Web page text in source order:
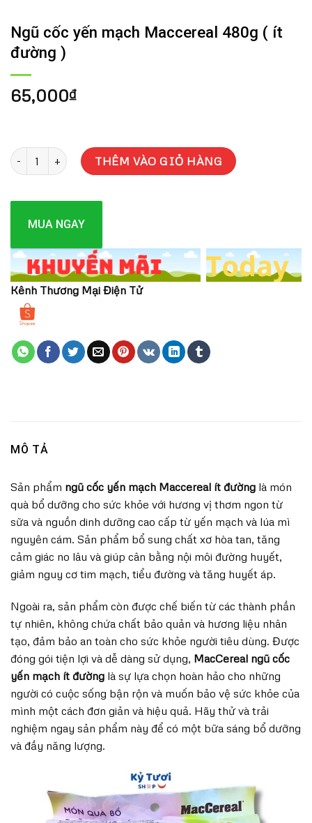
Ngũ cốc yến mạch Maccereal 480g ( ít
đường )
65,000₫
Ngũ cốc yến mạch Maccereal 480g ( ít đường ) số lượng
THÊM VÀO GIỎ HÀNG
MUA NGAY
Kênh Thương Mại Điện Tử
MÔ TẢ
Sản phẩm ngũ cốc yến mạch Maccereal ít đường là món
quà bổ dưỡng cho sức khỏe với hương vị thơm ngon từ
sữa và nguồn dinh dưỡng cao cấp từ yến mạch và lúa mì
nguyên cám. Sản phẩm bổ sung chất xơ hòa tan, tăng
cảm giác no lâu và giúp cân bằng nội môi đường huyết,
giảm nguy cơ tim mạch, tiểu đường và tăng huyết áp.
Ngoài ra, sản phẩm còn được chế biến từ các thành phần
tự nhiên, không chứa chất bảo quản và hương liệu nhân
tạo, đảm bảo an toàn cho sức khỏe người tiêu dùng. Được
đóng gói tiện lợi và dễ dàng sử dụng, MacCereal ngũ cốc
yến mạch ít đường là sự lựa chọn hoàn hảo cho những
người có cuộc sống bận rộn và muốn bảo vệ sức khỏe của
mình một cách đơn giản và hiệu quả. Hãy thử và trải
nghiệm ngay sản phẩm này để có một bữa sáng bổ dưỡng
và đầy năng lượng.